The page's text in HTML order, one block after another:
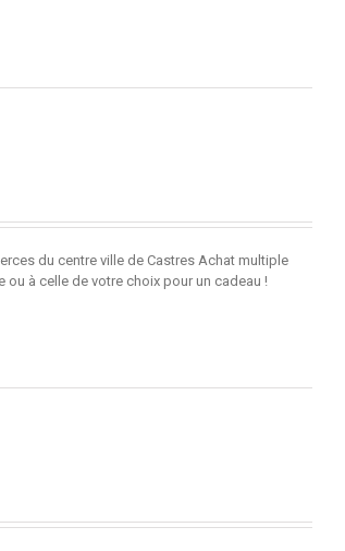
du centre ville de Castres Achat multiple
à celle de votre choix pour un cadeau !